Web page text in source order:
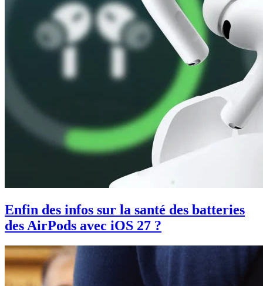
Enfin des infos sur la santé des batteries
des AirPods avec iOS 27 ?